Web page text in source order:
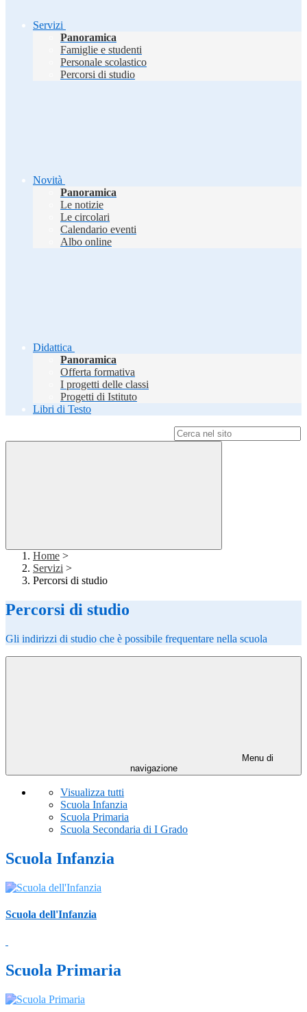
Servizi
Panoramica
Famiglie e studenti
Personale scolastico
Percorsi di studio
Novità
Panoramica
Le notizie
Le circolari
Calendario eventi
Albo online
Didattica
Panoramica
Offerta formativa
I progetti delle classi
Progetti di Istituto
Libri di Testo
Home >
Servizi >
Percorsi di studio
Percorsi di studio
Gli indirizzi di studio che è possibile frequentare nella scuola
Menu di
navigazione
Visualizza tutti
Scuola Infanzia
Scuola Primaria
Scuola Secondaria di I Grado
Scuola Infanzia
Scuola dell'Infanzia
Scuola Primaria